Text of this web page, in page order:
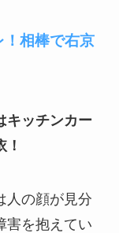
相棒で右京
キッチンカー
人の顔が見分
害を抱えてい